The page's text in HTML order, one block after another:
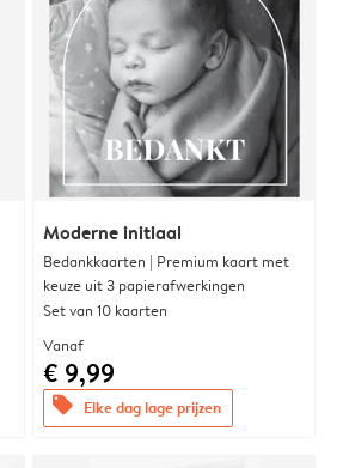
Moderne initiaal
Bedankkaarten | Premium kaart met
keuze uit 3 papierafwerkingen
Set van 10 kaarten
Vanaf
€ 9,99
offers Elke dag lage prijzen